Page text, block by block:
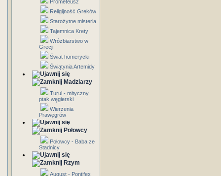
Prometeusz
Religijność Greków
Starożytne misteria
Tajemnica Krety
Wróżbiarstwo w
Grecji
Świat homerycki
Świątynia Artemidy
Madziarzy
Turul - mityczny
ptak węgierski
Wierzenia
Prawęgrów
Połowcy
Połowcy - Baba ze
Stadnicy
Rzym
August - Pontifex